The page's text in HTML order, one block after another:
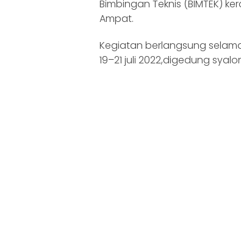
Bimbingan Teknis (BIMTEK)
Ampat.
Kegiatan berlangsung
19–21 juli 2022,digedung